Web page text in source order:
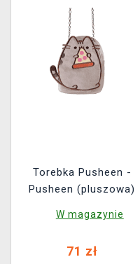
Torebka Pusheen -
Pusheen (pluszowa)
W magazynie
71 zł